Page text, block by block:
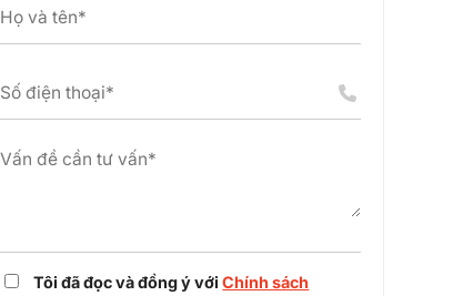
hóa
pháp
Winlegal
lập
cụm
công
nghiệp
Nam
tất
dự
án
cùng
Tôi đã đọc và đồng ý vớiChính sách